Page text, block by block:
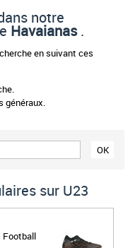
notre
Havaianas.
en suivant ces
généraux.
sur U23
Football